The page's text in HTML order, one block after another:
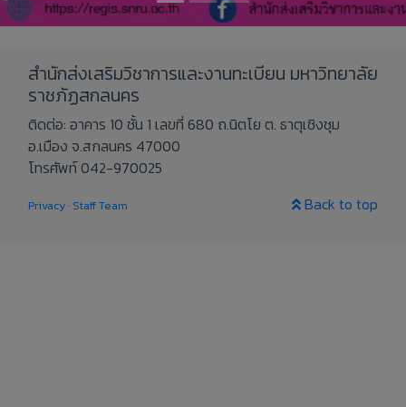
สำนักส่งเสริมวิชาการและงานทะเบียน มหาวิทยาลัย
ราชภัฏสกลนคร
ติดต่อ: อาคาร 10 ชั้น 1 เลขที่ 680 ถ.นิตโย ต. ธาตุเชิงชุม
อ.เมือง จ.สกลนคร 47000
โทรศัพท์ 042-970025
Back to top
Privacy· Staff Team